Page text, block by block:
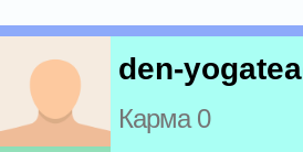
den-
Карма 0